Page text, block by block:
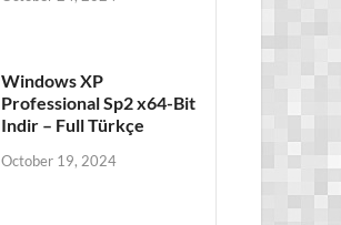
Windows XP
Professional Sp2 x64-Bit
Indir – Full Türkçe
October 19, 2024